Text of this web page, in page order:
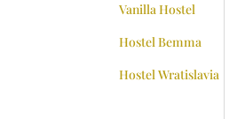
Vanilla Hostel
Hostel Bemma
Hostel Wratislavia